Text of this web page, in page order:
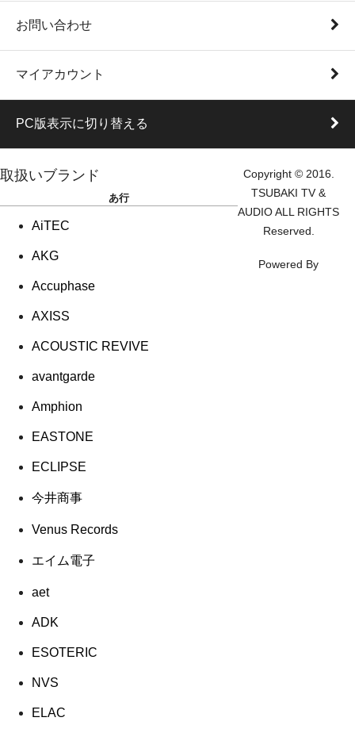
お問い合わせ
マイアカウント
PC版表示に切り替える
取扱いブランド
あ行
AiTEC
AKG
Accuphase
AXISS
ACOUSTIC REVIVE
avantgarde
Amphion
EASTONE
ECLIPSE
今井商事
Venus Records
エイム電子
aet
ADK
ESOTERIC
NVS
ELAC
Copyright © 2016.
TSUBAKI TV &
AUDIO ALL RIGHTS
Reserved.
Powered By